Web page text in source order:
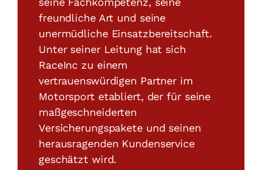
freundliche Art und seine
unermüdliche Einsatzbereitschaft.
Unter seiner Leitung hat sich
RaceInc zu einem
vertrauenswürdigen Partner im
Motorsport etabliert, der für seine
maßgeschneiderten
Versicherungspakete und seinen
herausragenden Kundenservice
geschätzt wird.